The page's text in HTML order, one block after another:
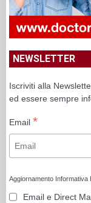
NEWSLETTER
Iscriviti alla
ed essere sempre
Email *
Aggiornamento
Email e Direct